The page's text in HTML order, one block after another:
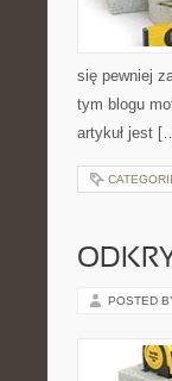
się pewniej
tym blogu
artykuł jest
POSTED